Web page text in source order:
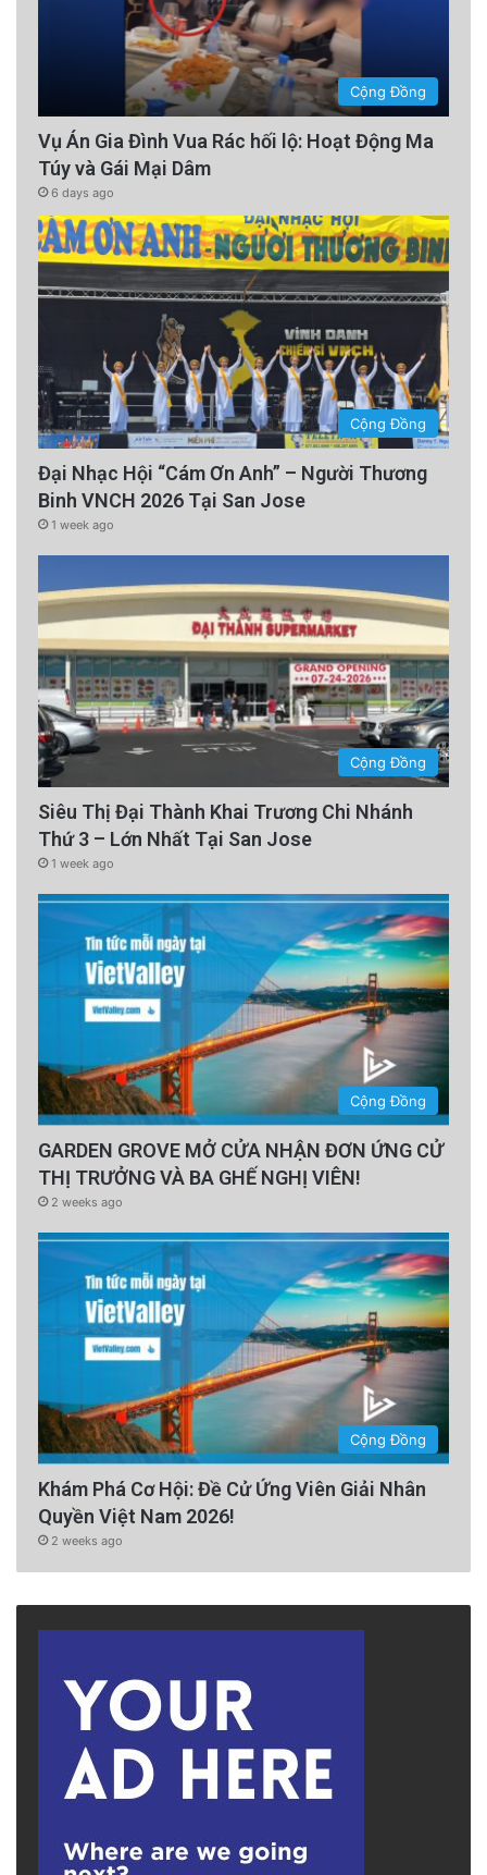
Cộng Đồng
Vụ Án Gia Đình Vua Rác hối lộ: Hoạt Động Ma
Túy và Gái Mại Dâm
6 days ago
Cộng Đồng
Đại Nhạc Hội “Cám Ơn Anh” – Người Thương
Binh VNCH 2026 Tại San Jose
1 week ago
Cộng Đồng
Siêu Thị Đại Thành Khai Trương Chi Nhánh
Thứ 3 – Lớn Nhất Tại San Jose
1 week ago
Cộng Đồng
GARDEN GROVE MỞ CỬA NHẬN ĐƠN ỨNG CỬ
THỊ TRƯỞNG VÀ BA GHẾ NGHỊ VIÊN!
2 weeks ago
Cộng Đồng
Khám Phá Cơ Hội: Đề Cử Ứng Viên Giải Nhân
Quyền Việt Nam 2026!
2 weeks ago